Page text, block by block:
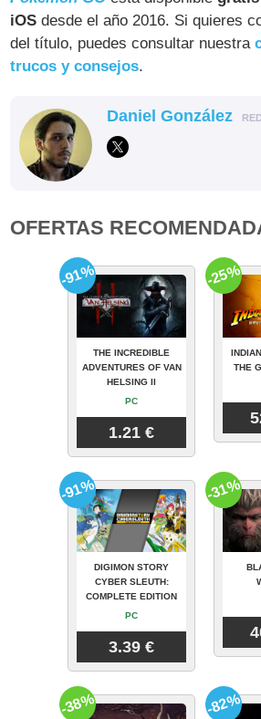
iOS desde el año 2016. Si quieres
del título, puedes consultar nuestra
trucos y consejos.
Daniel González
OFERTAS
THE INCREDIBLE
ADVENTURES OF VAN
HELSING II
PC
1.21 €
-91%
THE
-25%
DIGIMON STORY
CYBER SLEUTH:
COMPLETE EDITION
PC
3.39 €
-91% -31%
-38% -82%